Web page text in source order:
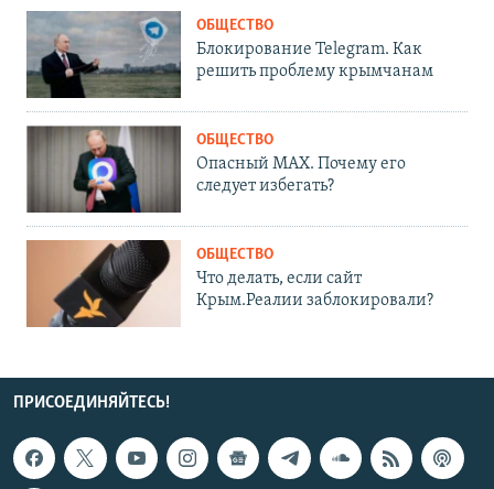
ОБЩЕСТВО
Блокирование Telegram. Как
решить проблему крымчанам
ОБЩЕСТВО
Опасный MAX. Почему его
следует избегать?
ОБЩЕСТВО
Что делать, если сайт
Крым.Реалии заблокировали?
ПРИСОЕДИНЯЙТЕСЬ!